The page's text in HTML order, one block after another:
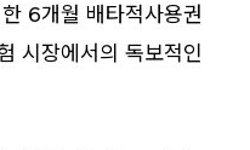
6개월 배타적사용권
시장에서의 독보적인